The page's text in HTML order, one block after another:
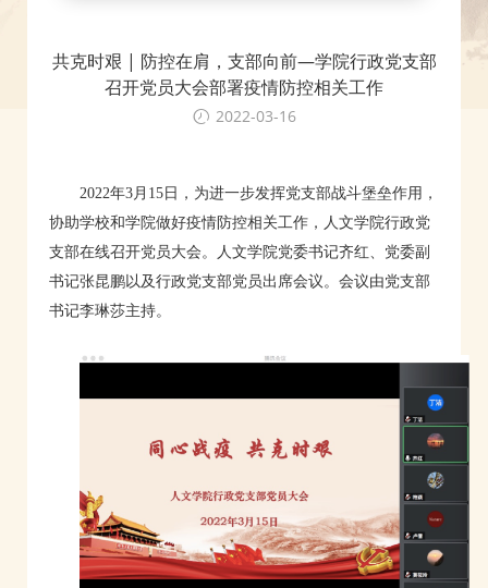
共克时艰 | 防控在肩，支部向前—学院行政党支部
召开党员大会部署疫情防控相关工作
2022-03-16
2022年3月15日，为进一步发挥党支部战斗堡垒作用，
协助学校和学院做好疫情防控相关工作，人文学院行政党
支部在线召开党员大会。人文学院党委书记齐红、党委副
书记张昆鹏以及行政党支部党员出席会议。会议由党支部
书记李琳莎主持。